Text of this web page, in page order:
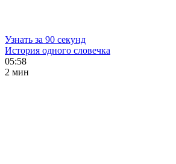
Узнать за 90 секунд
История одного словечка
05:58
2 мин